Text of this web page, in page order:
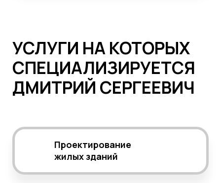
УСЛУГИ НА КОТОРЫХ
СПЕЦИАЛИЗИРУЕТСЯ
ДМИТРИЙ СЕРГЕЕВИЧ
Проектирование
жилых зданий